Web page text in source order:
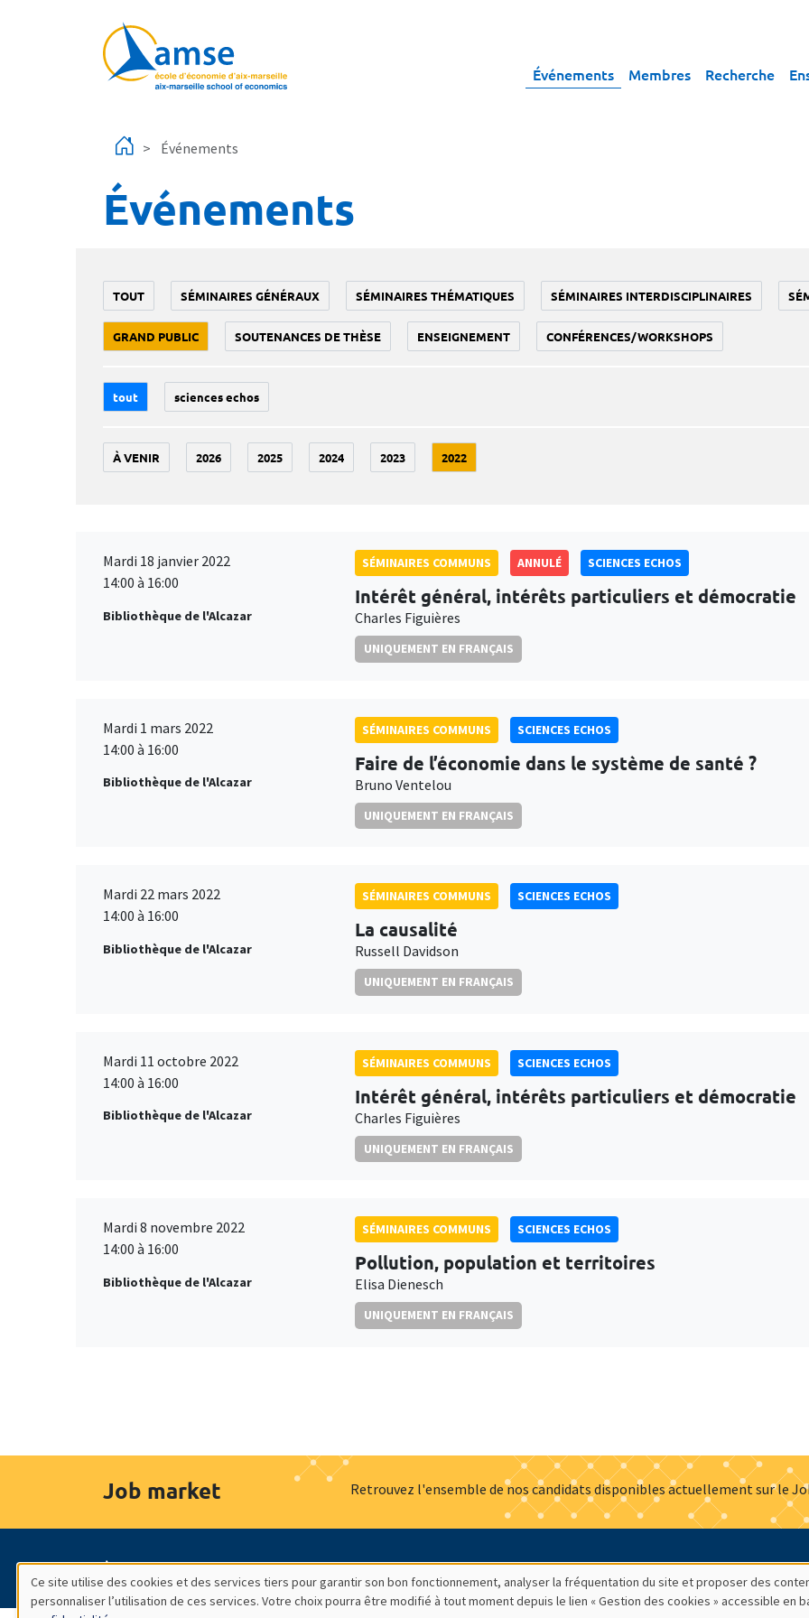
Événements Membres Recherche
Événements
Événements
TOUT SÉMINAIRES GÉNÉRAUX SÉMINAIRES THÉMATIQUES SÉMINAIRES INTERDISCIPLINAIRES
GRAND PUBLIC SOUTENANCES DE THÈSE ENSEIGNEMENT CONFÉRENCES/WORKSHOPS
tout sciences echos
À VENIR 2026 2025 2024 2023 2022
Mardi 18 janvier 2022
14:00 à 16:00
Bibliothèque de l'Alcazar
SÉMINAIRES COMMUNS ANNULÉ SCIENCES ECHOS
Intérêt général, intérêts particuliers et démocratie
Charles Figuières
UNIQUEMENT EN FRANÇAIS
Mardi 1 mars 2022
14:00 à 16:00
Bibliothèque de l'Alcazar
SÉMINAIRES COMMUNS SCIENCES ECHOS
Faire de l’économie dans le système de santé ?
Bruno Ventelou
UNIQUEMENT EN FRANÇAIS
Mardi 22 mars 2022
14:00 à 16:00
Bibliothèque de l'Alcazar
SÉMINAIRES COMMUNS SCIENCES ECHOS
La causalité
Russell Davidson
UNIQUEMENT EN FRANÇAIS
Mardi 11 octobre 2022
14:00 à 16:00
Bibliothèque de l'Alcazar
SÉMINAIRES COMMUNS SCIENCES ECHOS
Intérêt général, intérêts particuliers et démocratie
Charles Figuières
UNIQUEMENT EN FRANÇAIS
Mardi 8 novembre 2022
14:00 à 16:00
Bibliothèque de l'Alcazar
SÉMINAIRES COMMUNS SCIENCES ECHOS
Pollution, population et territoires
Elisa Dienesch
UNIQUEMENT EN FRANÇAIS
Job market Retrouvez l'ensemble de nos candidats disponibles actuellement sur le
À propos Nos engagements Hommage à Actualités Offres d'emploi Presse Mentions légales
Ce site utilise des cookies et des services tiers pour garantir son bon fonctionnement, analyser la fréquentation du site et proposer des
personnaliser l’utilisation de ces services. Votre choix pourra être modifié à tout moment depuis le lien « Gestion des cookies » accessible en